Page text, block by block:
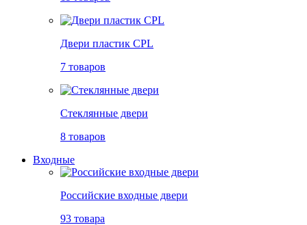
Двери пластик CPL
7 товаров
Стеклянные двери
8 товаров
Входные
Российские входные двери
93 товара